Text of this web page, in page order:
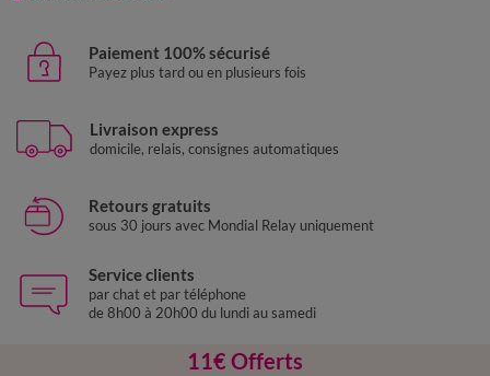
Paiement 100% sécurisé
Payez plus tard ou en plusieurs fois
Livraison express
domicile, relais, consignes automatiques
Retours gratuits
sous 30 jours avec Mondial Relay uniquement
Service clients
par chat et par téléphone
de 8h00 à 20h00 du lundi au samedi
11€ Offerts